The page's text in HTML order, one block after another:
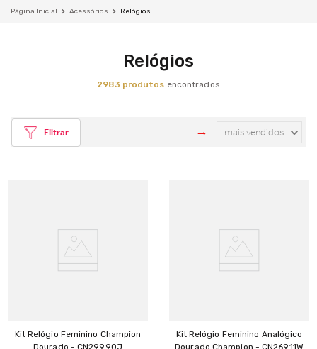
Acessórios Relógios
Relógios
2983 produtos
Filtrar mais vendidos
Kit Relógio Feminino Champion
Dourado - CN29990J
Kit Relógio Feminino Analógico
Dourado Champion - CN26911W